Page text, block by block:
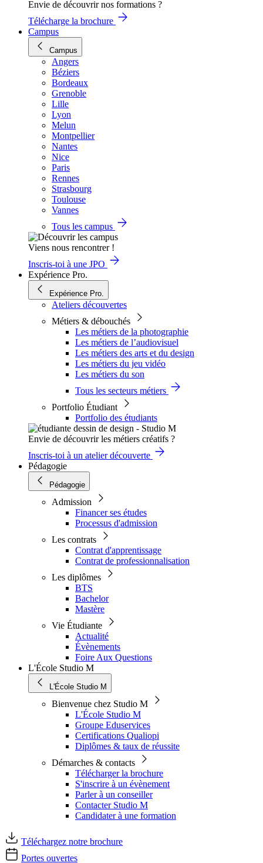
Envie de découvrir nos formations ?
Télécharge la brochure
Campus
Campus
Angers
Béziers
Bordeaux
Grenoble
Lille
Lyon
Melun
Montpellier
Nantes
Nice
Paris
Rennes
Strasbourg
Toulouse
Vannes
Tous les campus
Viens nous rencontrer !
Inscris-toi à une JPO
Expérience Pro.
Expérience Pro.
Ateliers découvertes
Métiers & débouchés
Les métiers de la photographie
Les métiers de l’audiovisuel
Les métiers des arts et du design
Les métiers du jeu vidéo
Les métiers du son
Tous les secteurs métiers
Portfolio Étudiant
Portfolio des étudiants
Envie de découvrir les métiers créatifs ?
Inscris-toi à un atelier découverte
Pédagogie
Pédagogie
Admission
Financer ses études
Processus d'admission
Les contrats
Contrat d'apprentissage
Contrat de professionnalisation
Les diplômes
BTS
Bachelor
Mastère
Vie Étudiante
Actualité
Évènements
Foire Aux Questions
L'École Studio M
L'École Studio M
Bienvenue chez Studio M
L'École Studio M
Groupe Eduservices
Certifications Qualiopi
Diplômes & taux de réussite
Démarches & contacts
Télécharger la brochure
S'inscrire à un évènement
Parler à un conseiller
Contacter Studio M
Candidater à une formation
Téléchargez notre brochure
Portes ouvertes